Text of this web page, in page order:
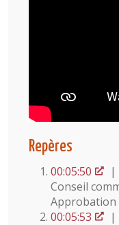
Repères
00:05:50
|
Conseil
Approbation
00:05:53
|